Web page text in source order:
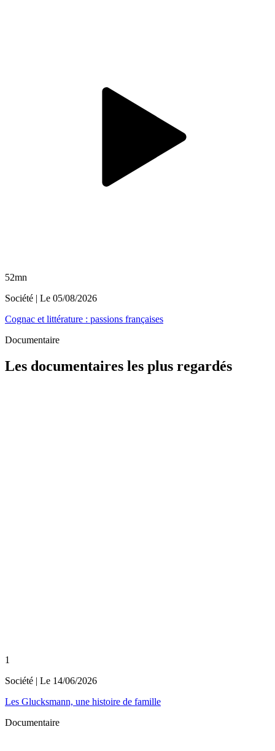
52mn
Société | Le 05/08/2026
Cognac et littérature : passions françaises
Documentaire
Les documentaires les plus regardés
1
Société | Le 14/06/2026
Les Glucksmann, une histoire de famille
Documentaire